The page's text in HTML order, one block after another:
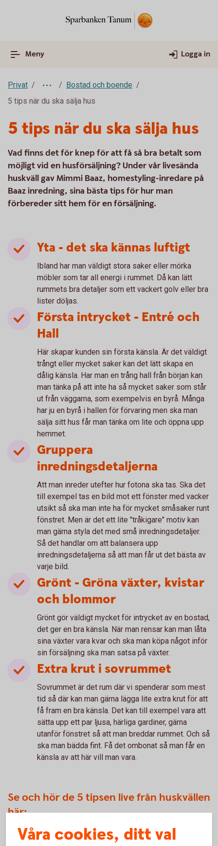
Meny Logga in
Privat
Bostad och boende
5 tips när du ska sälja hus
5 tips när du ska sälja hus
Vad finns det för knep för att få så bra betalt som
möjligt vid en husförsäljning? Under vår livesända
huskväll gav Mimmi Baaz, homestyling-inredare på
Baaz inredning, sina bästa tips för hur man
förbereder sitt hem för en försäljning.
Yta - det ska kännas luftigt
Ibland har man väldigt stora saker eller mörka
möbler som tar all energi i rummet. Då kan lätt
rummets bra detaljer som ett vackert golv eller bra
lister döljas.
Första intrycket - Entré och
Hall
Här skapar kunden sin första känsla. Är det väldigt
trångt eller mycket saker kan det lätt skapa en
dålig känsla. Har man en trång hall från början kan
man tänka på att inte ha så mycket saker som står
ut från väggarna, som exempelvis en byrå. Många
har ju en byrå i hallen för förvaring men ska man
sälja sitt hus får man tänka om lite och öppna upp
hemmet.
Gruppera
inredningsdetaljerna
Att man inreder utefter hur fotona ska tas. Ska det
till exempel tas en bild mot ett fönster med vacker
utsikt så ska man inte ha för mycket småsaker runt
fönstret. Men är det ett lite "tråkigare" motiv kan
man gärna styla det med små inredningsdetaljer.
Så det handlar om att balansera upp
inredningsdetaljerna så att man får ut det bästa av
varje bild.
Grönt - Gröna växter, kvistar
och blommor
Grönt gör väldigt mycket för intrycket av en bostad,
det ger en bra känsla. När man rensar kan man låta
sina växter vara kvar och ska man köpa något inför
sin försäljning ska man satsa på växter.
Extra krut i sovrummet
Sovrummet är det rum där vi spenderar som mest
tid så där kan man gärna lägga lite extra krut för att
få fram en bra känsla. Det kan till exempel vara att
sätta upp ett par ljusa, härliga gardiner, gärna
utanför fönstret så att man breddar rummet. Och så
ska man bädda fint. Få det ombonat så man får en
känsla av att här vill man vara.
Se och hör de 5 tipsen live från huskvällen
här:
Våra cookies, ditt val